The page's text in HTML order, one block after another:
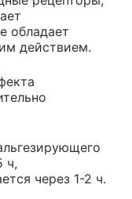
обладает
действием.
ч,
через 1-2 ч.